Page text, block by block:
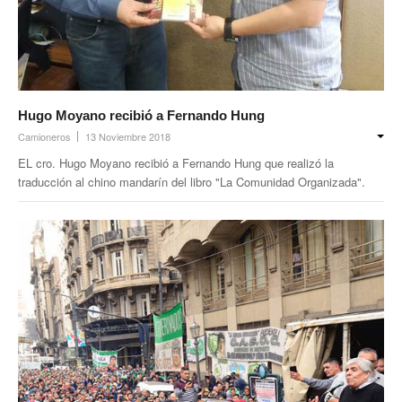
Prevención
Medicamentos
Formularios
Beneficios
Farmacias
Autorizaciones
Reintegros
Requisitos fertilidad
Credencial digital OSCHOCA
Coseguros y Exenciones
Hugo Moyano recibió a Fernando Hung
Camioneros 13 Noviembre 2018
EL cro. Hugo Moyano recibió a Fernando Hung que realizó la
traducción al chino mandarín del libro "La Comunidad Organizada".